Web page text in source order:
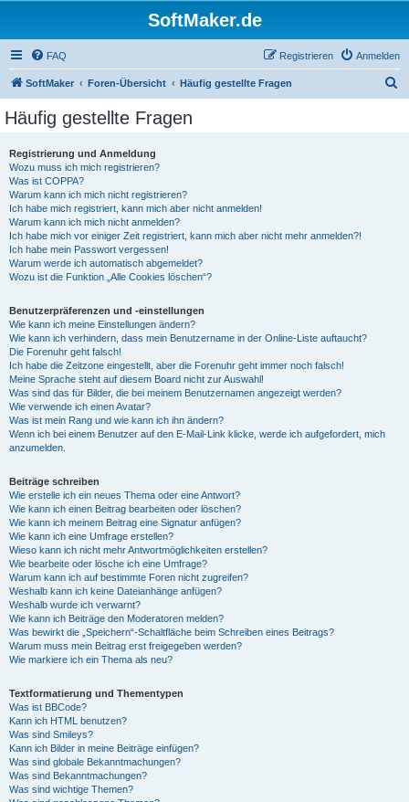
SoftMaker.de
FAQ Anmelden
Registrieren
SoftMaker Foren-Übersicht Häufig gestellte Fragen
Häufig gestellte Fragen
Registrierung und Anmeldung
Wozu muss ich mich registrieren?
Was ist COPPA?
Warum kann ich mich nicht registrieren?
Ich habe mich registriert, kann mich aber nicht anmelden!
Warum kann ich mich nicht anmelden?
Ich habe mich vor einiger Zeit registriert, kann mich aber nicht mehr anmelden?!
Ich habe mein Passwort vergessen!
Warum werde ich automatisch abgemeldet?
Wozu ist die Funktion „Alle Cookies löschen“?
Benutzerpräferenzen und -einstellungen
Wie kann ich meine Einstellungen ändern?
Wie kann ich verhindern, dass mein Benutzername in der Online-Liste auftaucht?
Die Forenuhr geht falsch!
Ich habe die Zeitzone eingestellt, aber die Forenuhr geht immer noch falsch!
Meine Sprache steht auf diesem Board nicht zur Auswahl!
Was sind das für Bilder, die bei meinem Benutzernamen angezeigt werden?
Wie verwende ich einen Avatar?
Was ist mein Rang und wie kann ich ihn ändern?
Wenn ich bei einem Benutzer auf den E-Mail-Link klicke, werde ich aufgefordert, mich
anzumelden.
Beiträge schreiben
Wie erstelle ich ein neues Thema oder eine Antwort?
Wie kann ich einen Beitrag bearbeiten oder löschen?
Wie kann ich meinem Beitrag eine Signatur anfügen?
Wie kann ich eine Umfrage erstellen?
Wieso kann ich nicht mehr Antwortmöglichkeiten erstellen?
Wie bearbeite oder lösche ich eine Umfrage?
Warum kann ich auf bestimmte Foren nicht zugreifen?
Weshalb kann ich keine Dateianhänge anfügen?
Weshalb wurde ich verwarnt?
Wie kann ich Beiträge den Moderatoren melden?
Was bewirkt die „Speichern“-Schaltfläche beim Schreiben eines Beitrags?
Warum muss mein Beitrag erst freigegeben werden?
Wie markiere ich ein Thema als neu?
Textformatierung und Thementypen
Was ist BBCode?
Kann ich HTML benutzen?
Was sind Smileys?
Kann ich Bilder in meine Beiträge einfügen?
Was sind globale Bekanntmachungen?
Was sind Bekanntmachungen?
Was sind wichtige Themen?